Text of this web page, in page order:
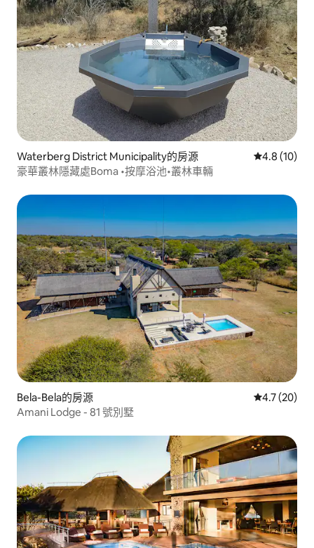
Waterberg District Municipality的房源 從 10 則評
4.8 (10)
豪華叢林隱藏處Boma •按摩浴池•叢林車輛
Bela-Bela的房源 從 20 則評
4.7 (20)
Amani Lodge - 81 號別墅